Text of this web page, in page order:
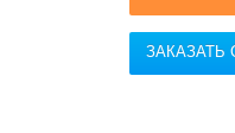
ЗАКАЗАТЬ